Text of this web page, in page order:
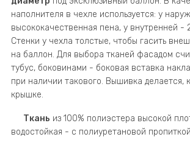
наполнителя в чехле используется: у
высококачественная пена, у внутренней -
Стенки у чехла толстые, чтобы гасить
на баллон. Для выбора тканей фасадом
тубус, боковинами - боковая вставка
при наличии такового. Вышивка делается,
крышке.
Ткань из 100% полиэстера высокой
водостойкая - с полиуретановой пропиткой